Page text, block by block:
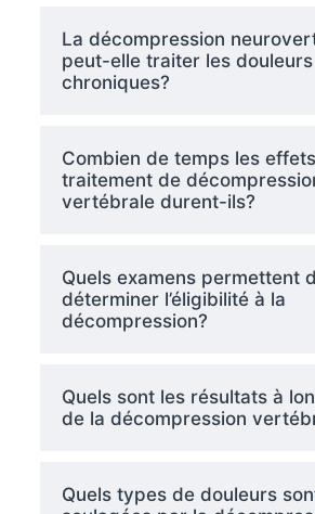
La décompression
peut-elle traiter les douleurs
chroniques?
Combien de temps les effets
traitement de
vertébrale durent-ils?
Quels examens permettent
déterminer l’éligibilité à la
décompression?
Quels sont les résultats à
de la décompression
Quels types de douleurs